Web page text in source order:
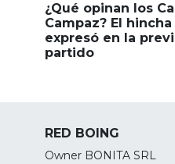
¿Qué opinan los
Campaz? El hincha
expresó en la
partido
RED BOING
Owner BONITA SRL